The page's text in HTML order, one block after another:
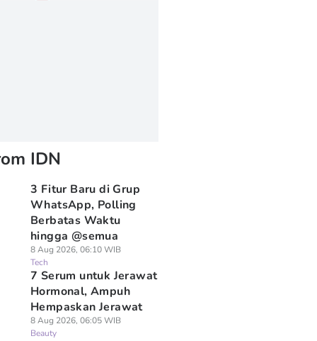
IDN
3 Fitur Baru di Grup
WhatsApp, Polling
Berbatas Waktu
hingga @semua
8 Aug 2026, 06:10 WIB
Tech
7 Serum untuk Jerawat
Hormonal, Ampuh
Hempaskan Jerawat
8 Aug 2026, 06:05 WIB
Beauty